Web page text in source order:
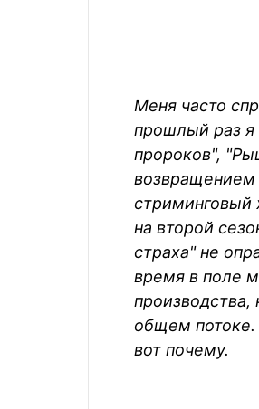
Меня часто
прошлый раз я
пророков",
стриминговый
на второй
страха" не
время в поле
общем потоке.
вот почему.